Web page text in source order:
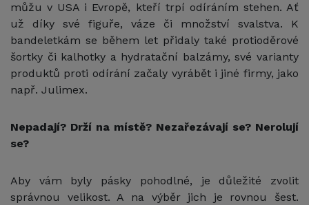
můžu v USA i Evropě, kteří trpí odíráním stehen. Ať
už díky své figuře, váze či množství svalstva. K
bandeletkám se během let přidaly také protioděrové
šortky či kalhotky a hydratační balzámy, své varianty
produktů proti odírání začaly vyrábět i jiné firmy, jako
např. Julimex.
Nepadají? Drží na místě? Nezařezávají se? Nerolují
se?
Aby vám byly pásky pohodlné, je důležité zvolit
správnou velikost. A na výběr jich je rovnou šest.